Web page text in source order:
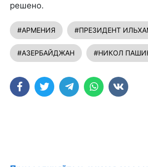
решено.
#АРМЕНИЯ #ПРЕЗИДЕНТ
#АЗЕРБАЙДЖАН #НИКОЛ